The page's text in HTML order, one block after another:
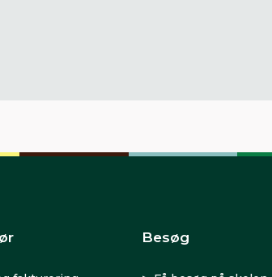
Besøg